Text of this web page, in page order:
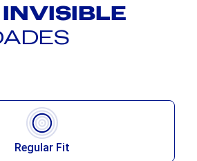
Regular Fit